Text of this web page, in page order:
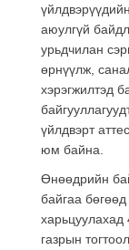
аюулгүй
урьдчилан
өрнүүлж,
хэрэгжилтэд
үйлдвэрт
юм байна.
Өнөөдрийн
байгаа
харьцуулахад
газрын